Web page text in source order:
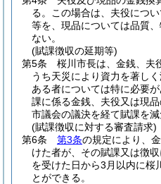
る。
この場合は、夫役につ
等を、現品については品質
ない。
(賦課徴収の延期等)
第5条
桜川市長は、金銭、夫
うち天災により資力を著し
ある者については特に必要
課に係る金銭、夫役又は現
市議会の議決を経て賦課を減
(賦課徴収に対する審査請求)
第6条
第3条の規定により、
けた者が、その賦課又は徴
を受けた日から3月以内に桜
とができる。